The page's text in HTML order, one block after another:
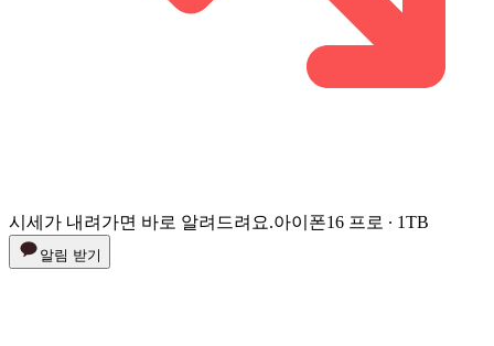
시세가 내려가면 바로 알려드려요.아이폰16 프로 ∙ 1TB
알림 받기